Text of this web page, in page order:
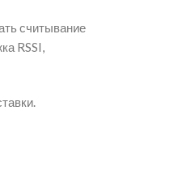
считывание
RSSI,